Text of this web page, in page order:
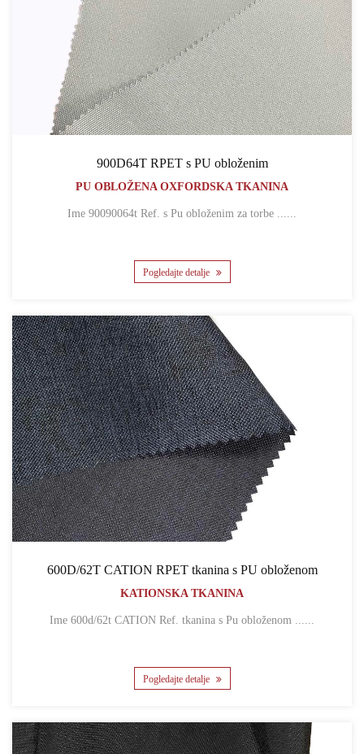
900D64T RPET s PU obloženim
PU OBLOŽENA OXFORDSKA TKANINA
Pogledajte detalje
600D/62T CATION RPET tkanina s PU obloženom
KATIONSKA TKANINA
Ime 600d/62t CATION Ref. tkanina s Pu obloženom ......
Pogledajte detalje